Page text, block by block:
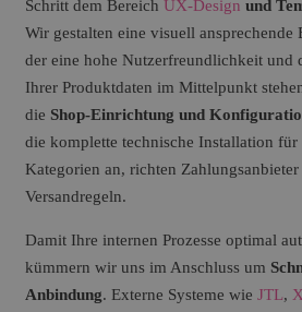
Schritt dem Bereich UX-Design und
Wir gestalten eine visuell ansprechende
der eine hohe Nutzerfreundlichkeit und
Ihrer Produktdaten im Mittelpunkt
die Shop-Einrichtung und
die komplette technische Installation für
Kategorien an, richten
Versandregeln.
Damit Ihre internen Prozesse optimal
kümmern wir uns im Anschluss um
Anbindung. Externe Systeme wie JTL,